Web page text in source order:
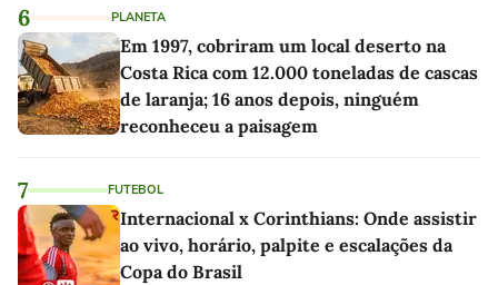
6 PLANETA
Em 1997, cobriram um local deserto na
Costa Rica com 12.000 toneladas de cascas
de laranja; 16 anos depois, ninguém
reconheceu a paisagem
7 FUTEBOL
Internacional x Corinthians: Onde assistir
ao vivo, horário, palpite e escalações da
Copa do Brasil